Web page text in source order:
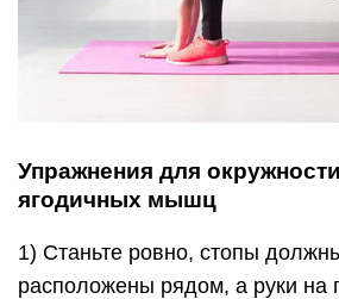
Упражнения для
ягодичных мышц
1) Станьте ровно, стопы
расположены рядом, а руки на